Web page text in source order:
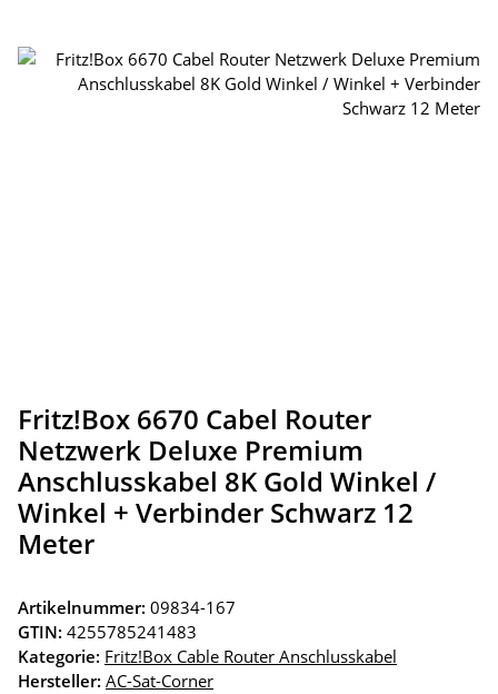
Fritz!Box 6670 Cabel Router
Netzwerk Deluxe Premium
Anschlusskabel 8K Gold Winkel /
Winkel + Verbinder Schwarz 12
Meter
Artikelnummer: 09834-167
GTIN: 4255785241483
Kategorie: Fritz!Box Cable Router Anschlusskabel
Hersteller: AC-Sat-Corner